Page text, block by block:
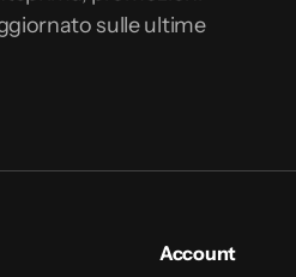
sulle ultime
Account